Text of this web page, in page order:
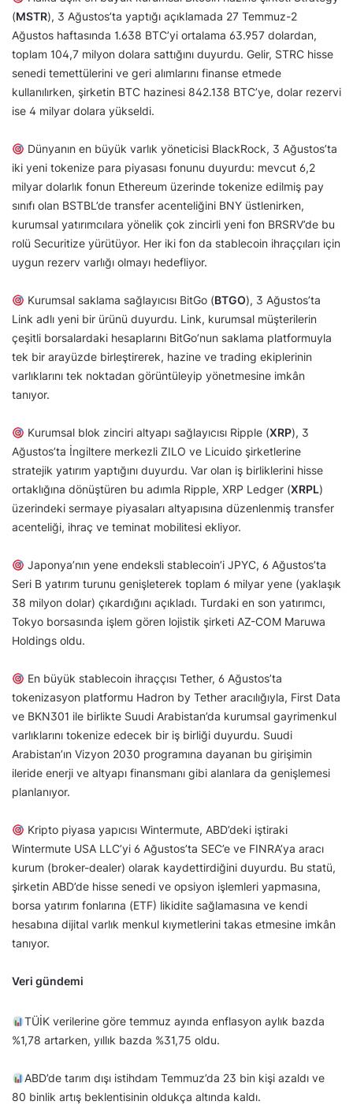
(MSTR), 3 Ağustos’ta yaptığı açıklamada 27 Temmuz-2
Ağustos haftasında 1.638 BTC’yi ortalama 63.957 dolardan,
toplam 104,7 milyon dolara sattığını duyurdu. Gelir, STRC hisse
senedi temettülerini ve geri alımlarını finanse etmede
kullanılırken, şirketin BTC hazinesi 842.138 BTC’ye, dolar rezervi
ise 4 milyar dolara yükseldi.
Dünyanın en büyük varlık yöneticisi BlackRock, 3 Ağustos’ta
iki yeni tokenize para piyasası fonunu duyurdu: mevcut 6,2
milyar dolarlık fonun Ethereum üzerinde tokenize edilmiş pay
sınıfı olan BSTBL’de transfer acenteliğini BNY üstlenirken,
kurumsal yatırımcılara yönelik çok zincirli yeni fon BRSRV’de bu
rolü Securitize yürütüyor. Her iki fon da stablecoin ihraççıları için
uygun rezerv varlığı olmayı hedefliyor.
Kurumsal saklama sağlayıcısı BitGo (BTGO), 3 Ağustos’ta
Link adlı yeni bir ürünü duyurdu. Link, kurumsal müşterilerin
çeşitli borsalardaki hesaplarını BitGo’nun saklama platformuyla
tek bir arayüzde birleştirerek, hazine ve trading ekiplerinin
varlıklarını tek noktadan görüntüleyip yönetmesine imkân
tanıyor.
Kurumsal blok zinciri altyapı sağlayıcısı Ripple (XRP), 3
Ağustos’ta İngiltere merkezli ZILO ve Licuido şirketlerine
stratejik yatırım yaptığını duyurdu. Var olan iş birliklerini hisse
ortaklığına dönüştüren bu adımla Ripple, XRP Ledger (XRPL)
üzerindeki sermaye piyasaları altyapısına düzenlenmiş transfer
acenteliği, ihraç ve teminat mobilitesi ekliyor.
Japonya’nın yene endeksli stablecoin’i JPYC, 6 Ağustos’ta
Seri B yatırım turunu genişleterek toplam 6 milyar yene (yaklaşık
38 milyon dolar) çıkardığını açıkladı. Turdaki en son yatırımcı,
Tokyo borsasında işlem gören lojistik şirketi AZ-COM Maruwa
Holdings oldu.
En büyük stablecoin ihraççısı Tether, 6 Ağustos’ta
tokenizasyon platformu Hadron by Tether aracılığıyla, First Data
ve BKN301 ile birlikte Suudi Arabistan’da kurumsal gayrimenkul
varlıklarını tokenize edecek bir iş birliği duyurdu. Suudi
Arabistan’ın Vizyon 2030 programına dayanan bu girişimin
ileride enerji ve altyapı finansmanı gibi alanlara da genişlemesi
planlanıyor.
Kripto piyasa yapıcısı Wintermute, ABD’deki iştiraki
Wintermute USA LLC’yi 6 Ağustos’ta SEC’e ve FINRA’ya aracı
kurum (broker-dealer) olarak kaydettirdiğini duyurdu. Bu statü,
şirketin ABD’de hisse senedi ve opsiyon işlemleri yapmasına,
borsa yatırım fonlarına (ETF) likidite sağlamasına ve kendi
hesabına dijital varlık menkul kıymetlerini takas etmesine imkân
tanıyor.
Veri gündemi
TÜİK verilerine göre temmuz ayında enflasyon aylık bazda
%1,78 artarken, yıllık bazda %31,75 oldu.
ABD’de tarım dışı istihdam Temmuz’da 23 bin kişi azaldı ve
80 binlik artış beklentisinin oldukça altında kaldı.